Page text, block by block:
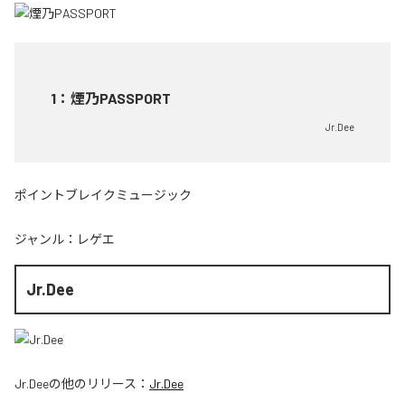
1 ： 煙乃PASSPORT
Jr.Dee
ポイントブレイクミュージック
ジャンル： レゲエ
Jr.Dee
Jr.Deeの他のリリース： Jr.Dee